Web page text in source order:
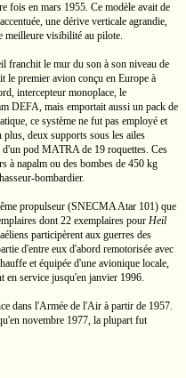
fois en mars 1955. Ce modèle avait de
une dérive verticale agrandie,
meilleure visibilité au pilote.
franchit le mur du son à son niveau de
le premier avion conçu en Europe à
intercepteur monoplace, le
DEFA, mais emportait aussi un pack de
ce système ne fut pas employé et
deux supports sous les ailes
pod MATRA de 19 roquettes. Ces
à napalm ou des bombes de 450 kg
bombardier.
propulseur (SNECMAAtar 101) que
dont 22 exemplaires pour Heil
participèrent aux guerres des
d'entre eux d'abord remotorisée avec
et équipée d'une avionique locale,
en service jusqu'en janvier 1996.
dans l'Armée de l'Air à partir de 1957.
novembre 1977, la plupart fut